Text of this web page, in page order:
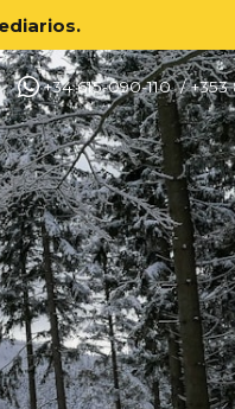
+34 615-090-110 / +353